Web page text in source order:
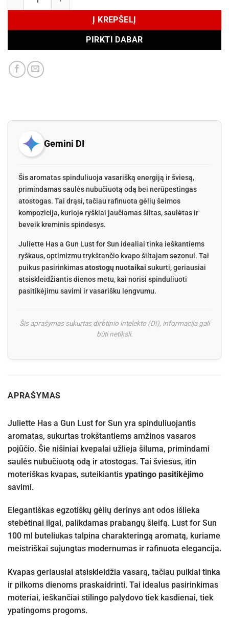
Į KREPŠELĮ
PIRKTI DABAR
Gemini DI
Šis aromatas spinduliuoja vasarišką energiją ir šviesą,
primindamas saulės nubučiuotą odą bei nerūpestingas
atostogas. Tai drąsi, tačiau rafinuota gėlių šeimos
kompozicija, kurioje ryškiai jaučiamas šiltas, saulėtas ir
beveik kreminis spindesys.
Juliette Has a Gun Lust for Sun idealiai tinka ieškantiems
ryškaus, optimizmu trykštančio kvapo šiltajam sezonui. Tai
puikus pasirinkimasatostogų nuotaikai sukurti, geriausiai
atsiskleidžiantis dienos metu, kai norisi spinduliuoti
pasitikėjimu savimi ir vasarišku lengvumu.
Šis aprašymas sukurtas dirbtinio intelekto (DI), informacija gali
būti netiksli.
APRAŠYMAS
Juliette Has a Gun Lust for Sun yra spinduliuojantis
aromatas, sukurtas trokštantiems amžinos vasaros
pojūčio. Šie nišiniai kvepalai užlieja šiluma, primindami
saulės nubučiuotą odą ir atostogas. Tai šviesus, itin
moteriškas kvapas, suteikiantis ypatingo pasitikėjimo
savimi.
Elegantiškas egzotiškų gėlių derinys ant odos išlieka
stebėtinai ilgai, palikdamas prabangų šleifą. Lust for Sun
100 ml buteliukas talpina charakteringą aromatą, kuriame
meistriškai sujungtas modernumas ir rafinuota elegancija.
Kvapas geriausiai atsiskleidžia vasarą, tačiau puikiai tinka
ir pilkoms dienoms praskaidrinti. Tai idealus pasirinkimas
moteriai, ieškančiai stilingo palydovo tiek kasdienai, tiek
ypatingoms progoms.